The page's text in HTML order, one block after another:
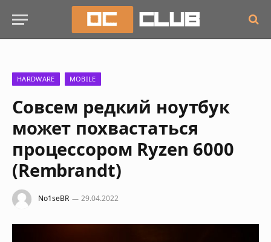
HARDWARE MOBILE
Совсем редкий ноутбук
может похвастаться
процессором Ryzen 6000
(Rembrandt)
No1seBR 29.04.2022